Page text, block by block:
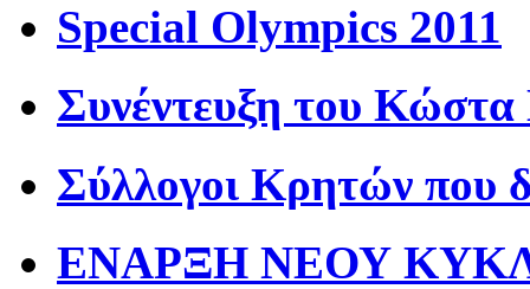
Special Olympics 2011
Συνέντευξη του
Σύλλογοι Κρητών που
ΕΝΑΡΞΗ ΝΕΟΥ